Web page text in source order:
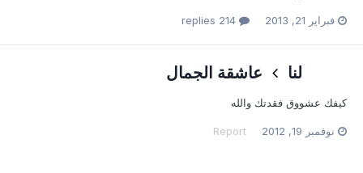
فبراير 21, 2013
لنا عاشقة الجمال
كيفك عشووق فقدتك والله
نوفمبر 19, 2012 Report